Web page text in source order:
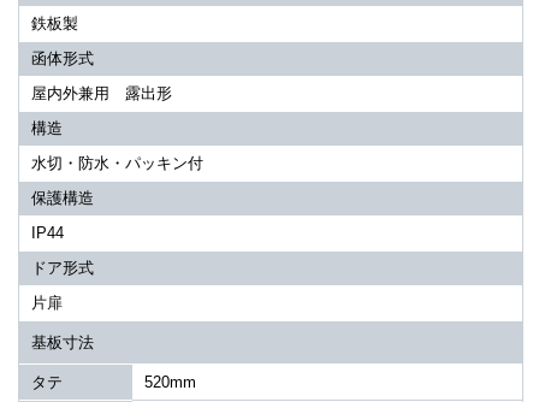
鉄板製
函体形式
屋内外兼用 露出形
構造
水切・防水・パッキン付
保護構造
IP44
ドア形式
片扉
基板寸法
タテ
520mm